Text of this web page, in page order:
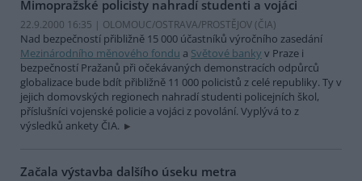
Mimopražské policisty nahradí studenti a vojáci
22.9.2000 16:35 | OLOMOUC/OSTRAVA/PROSTĚJOV (ČIA)
Nad bezpečností přibližně 15 000 účastníků výročního zasedání
Mezinárodního měnového fondu a Světové banky v Praze i
bezpečností Pražanů při očekávaných demonstracích odpůrců
globalizace bude bdít přibližně 11 000 policistů z celé republiky. Ty v
jejich domovských regionech nahradí studenti policejních škol,
příslušníci vojenské policie a vojáci z povolání. Vyplývá to z
výsledků ankety ČIA.
Začala výstavba dalšího úseku metra